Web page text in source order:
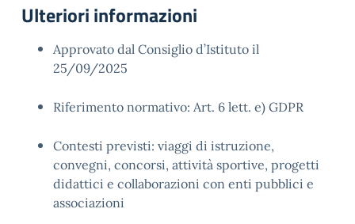
Ulteriori informazioni
Approvato dal Consiglio d’Istituto il
25/09/2025
Riferimento normativo: Art. 6 lett. e) GDPR
Contesti previsti: viaggi di istruzione,
convegni, concorsi, attività sportive, progetti
didattici e collaborazioni con enti pubblici e
associazioni